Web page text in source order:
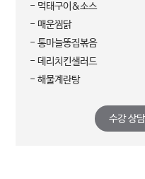
- 먹태구이&소스
- 매운찜닭
- 통마늘똥집볶음
- 데리치킨샐러드
- 해물계란탕
수강 상